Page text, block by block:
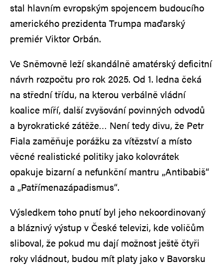
stal hlavním evropským spojencem budoucího
amerického prezidenta Trumpa maďarský
premiér Viktor Orbán.
Ve Sněmovně leží skandálně amatérský deficitní
návrh rozpočtu pro rok 2025. Od 1. ledna čeká
na střední třídu, na kterou verbálně vládní
koalice míří, další zvyšování povinných odvodů
a byrokratické zátěže… Není tedy divu, že Petr
Fiala zaměňuje porážku za vítězství a místo
věcné realistické politiky jako kolovrátek
opakuje bizarní a nefunkční mantru „Antibabiš“
a „Patřímenazápadismus“.
Výsledkem toho pnutí byl jeho nekoordinovaný
a bláznivý výstup v České televizi, kde voličům
sliboval, že pokud mu dají možnost ještě čtyři
roky vládnout, budou mít platy jako v Bavorsku